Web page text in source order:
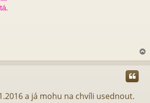
a
a já mohu na chvíli usednout.